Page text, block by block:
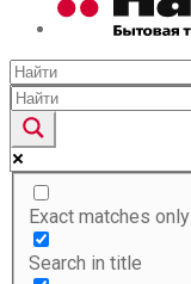
Exact matches only
Search in title